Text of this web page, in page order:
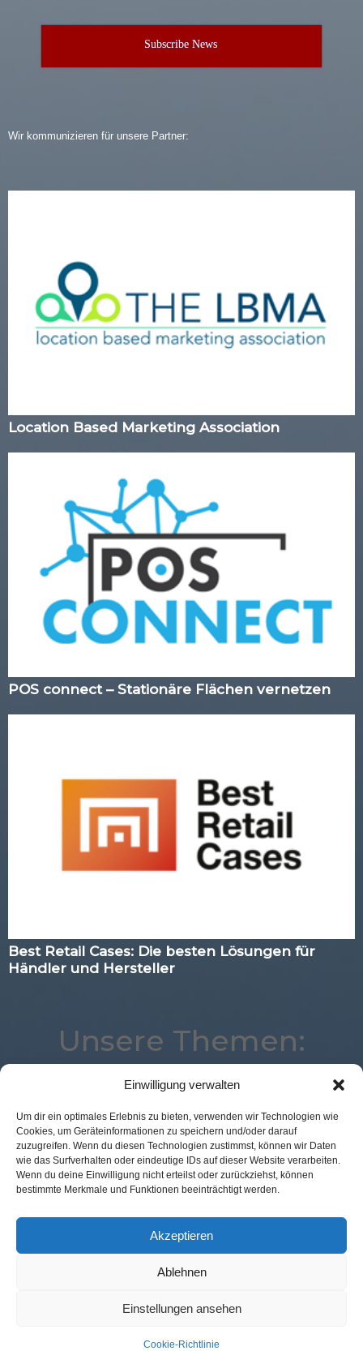
Einwilligung verwalten
Um dir ein optimales Erlebnis zu bieten, verwenden wir Technologien wie
Cookies, um Geräteinformationen zu speichern und/oder darauf
zuzugreifen. Wenn du diesen Technologien zustimmst, können wir Daten
wie das Surfverhalten oder eindeutige IDs auf dieser Website verarbeiten.
Wenn du deine Einwilligung nicht erteilst oder zurückziehst, können
bestimmte Merkmale und Funktionen beeinträchtigt werden.
Akzeptieren
Ablehnen
Einstellungen ansehen
Cookie-Richtlinie
Subscribe News
Wir kommunizieren für unsere Partner:
Location Based Marketing Association
POS connect – Stationäre Flächen vernetzen
Best Retail Cases: Die besten Lösungen für
Händler und Hersteller
Unsere Themen:
Augmented Reality Advertising
Corona
Commerce
Digital Location
POS Connect
Studie
Marketing Logistik
Best Retail Cases
Expertenwissen
Payment Loyalty
Analytics
eCommerce
Kontakt Redaktion Impressum Datenschutz
© GFM Nachrichten:
11 Prozent Communication